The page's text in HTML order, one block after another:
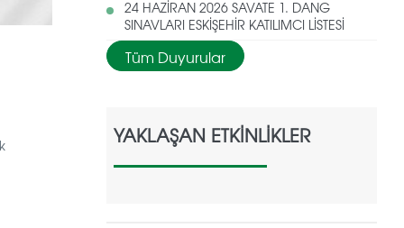
24 HAZİRAN 2026 SAVATE 1. DANG
SINAVLARI ESKİŞEHİR KATILIMCI LİSTESİ
Tüm Duyurular
YAKLAŞAN ETKİNLİKLER